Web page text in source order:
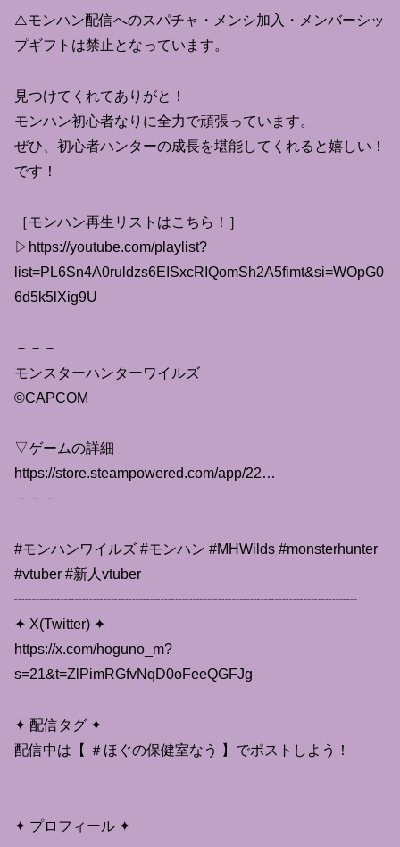
⚠️モンハン配信へのスパチャ・メンシ加入・メンバーシッ
プギフトは禁止となっています。
見つけてくれてありがと！
モンハン初心者なりに全力で頑張っています。
ぜひ、初心者ハンターの成長を堪能してくれると嬉しい！
です！
［モンハン再生リストはこちら！］
▷https://youtube.com/playlist?
list=PL6Sn4A0ruldzs6EISxcRIQomSh2A5fimt&si=WOpG0
6d5k5lXig9U
－－－
モンスターハンターワイルズ
©CAPCOM
▽ゲームの詳細
https://store.steampowered.com/app/22…
－－－
#モンハンワイルズ #モンハン #MHWilds #monsterhunter
#vtuber #新人vtuber
┈┈┈┈┈┈┈┈┈┈┈┈┈┈┈┈┈┈┈┈┈┈┈┈
✦ X(Twitter) ✦
https://x.com/hoguno_m?
s=21&t=ZlPimRGfvNqD0oFeeQGFJg
✦ 配信タグ ✦
配信中は【 ＃ほぐの保健室なう 】でポストしよう！
┈┈┈┈┈┈┈┈┈┈┈┈┈┈┈┈┈┈┈┈┈┈┈┈
✦ プロフィール ✦